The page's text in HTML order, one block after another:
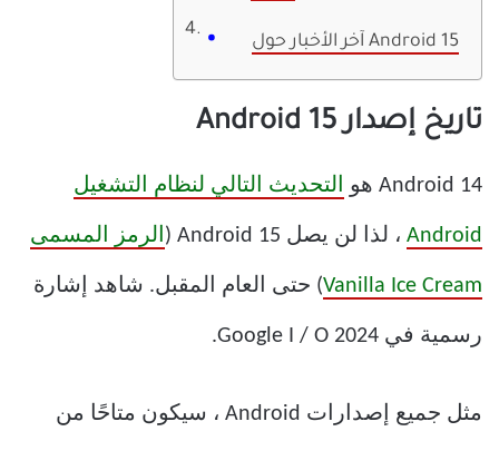
آخر الأخبار حول Android 15
تاريخ إصدار Android 15
Android 14 هو التحديث التالي لنظام التشغيل
Android ، لذا لن يصل Android 15 ( الرمز المسمى
Vanilla Ice Cream) حتى العام المقبل. شاهد إشارة
رسمية في Google I / O 2024.
مثل جميع إصدارات Android ، سيكون متاحًا من